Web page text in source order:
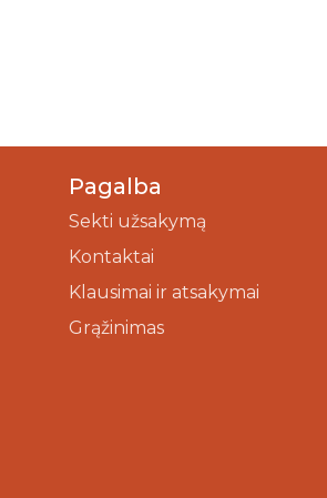
Pagalba
Sekti užsakymą
Kontaktai
Klausimai ir atsakymai
Grąžinimas